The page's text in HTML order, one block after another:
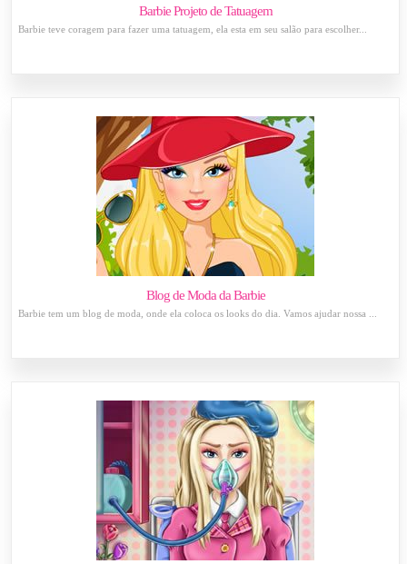
Barbie Projeto de Tatuagem
Barbie teve coragem para fazer uma tatuagem, ela esta em seu salão para escolher...
Blog de Moda da Barbie
Barbie tem um blog de moda, onde ela coloca os looks do dia. Vamos ajudar nossa ...